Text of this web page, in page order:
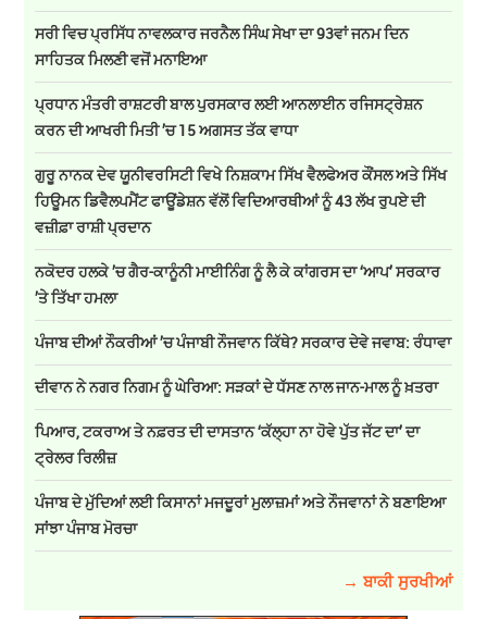
ਸਰੀ ਵਿਚ ਪ੍ਰਸਿੱਧ ਨਾਵਲਕਾਰ ਜਰਨੈਲ ਸਿੰਘ ਸੇਖਾ ਦਾ 93ਵਾਂ ਜਨਮ ਦਿਨ
ਸਾਹਿਤਕ ਮਿਲਣੀ ਵਜੋਂ ਮਨਾਇਆ
ਪ੍ਰਧਾਨ ਮੰਤਰੀ ਰਾਸ਼ਟਰੀ ਬਾਲ ਪੁਰਸਕਾਰ ਲਈ ਆਨਲਾਈਨ ਰਜਿਸਟ੍ਰੇਸ਼ਨ
ਕਰਨ ਦੀ ਆਖਰੀ ਮਿਤੀ ’ਚ 15 ਅਗਸਤ ਤੱਕ ਵਾਧਾ
ਗੁਰੂ ਨਾਨਕ ਦੇਵ ਯੂਨੀਵਰਸਿਟੀ ਵਿਖੇ ਨਿਸ਼ਕਾਮ ਸਿੱਖ ਵੈਲਫੇਅਰ ਕੌਂਸਲ ਅਤੇ ਸਿੱਖ
ਹਿਊਮਨ ਡਿਵੈਲਪਮੈਂਟ ਫਾਊਂਡੇਸ਼ਨ ਵੱਲੋਂ ਵਿਦਿਆਰਥੀਆਂ ਨੂੰ 43 ਲੱਖ ਰੁਪਏ ਦੀ
ਵਜ਼ੀਫ਼ਾ ਰਾਸ਼ੀ ਪ੍ਰਦਾਨ
ਨਕੋਦਰ ਹਲਕੇ ’ਚ ਗੈਰ-ਕਾਨੂੰਨੀ ਮਾਈਨਿੰਗ ਨੂੰ ਲੈ ਕੇ ਕਾਂਗਰਸ ਦਾ ‘ਆਪ’ ਸਰਕਾਰ
’ਤੇ ਤਿੱਖਾ ਹਮਲਾ
ਪੰਜਾਬ ਦੀਆਂ ਨੌਕਰੀਆਂ ’ਚ ਪੰਜਾਬੀ ਨੌਜਵਾਨ ਕਿੱਥੇ? ਸਰਕਾਰ ਦੇਵੇ ਜਵਾਬ: ਰੰਧਾਵਾ
ਦੀਵਾਨ ਨੇ ਨਗਰ ਨਿਗਮ ਨੂੰ ਘੇਰਿਆ: ਸੜਕਾਂ ਦੇ ਧੱਸਣ ਨਾਲ ਜਾਨ-ਮਾਲ ਨੂੰ ਖ਼ਤਰਾ
ਪਿਆਰ, ਟਕਰਾਅ ਤੇ ਨਫ਼ਰਤ ਦੀ ਦਾਸਤਾਨ ‘ਕੱਲ੍ਹਾ ਨਾ ਹੋਵੇ ਪੁੱਤ ਜੱਟ ਦਾ’ ਦਾ
ਟ੍ਰੇਲਰ ਰਿਲੀਜ਼
ਪੰਜਾਬ ਦੇ ਮੁੱਦਿਆਂ ਲਈ ਕਿਸਾਨਾਂ ਮਜਦੂਰਾਂ ਮੁਲਾਜ਼ਮਾਂ ਅਤੇ ਨੌਜਵਾਨਾਂ ਨੇ ਬਣਾਇਆ
ਸਾਂਝਾ ਪੰਜਾਬ ਮੋਰਚਾ
→ ਬਾਕੀ ਸੁਰਖੀਆਂ